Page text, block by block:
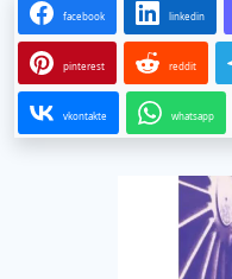
facebook linkedin
pinterest reddit
vkontakte whatsapp